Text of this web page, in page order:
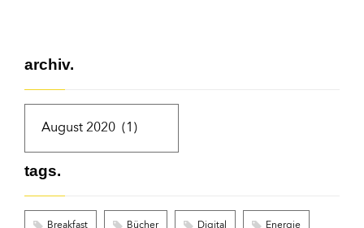
archiv.
tags.
Breakfast Bücher Digital Energie